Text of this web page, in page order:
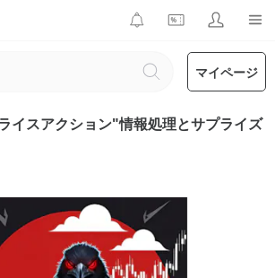
マイページ
イスアクション"情報処理とサプライズ